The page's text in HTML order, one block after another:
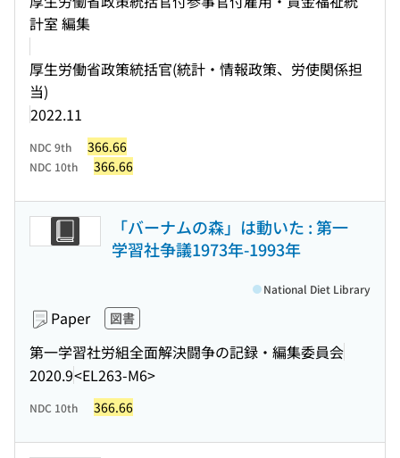
計室 編集
厚生労働省政策統括官(統計・情報政策、労使関係担
当)
2022.11
NDC 9th 366.66
NDC 10th 366.66
「バーナムの森」は動いた : 第一
学習社争議1973年-1993年
Paper 図書
第一学習社労組全面解決闘争の記録・編集委員会
2020.9<EL263-M6>
National Diet Library
NDC 10th 366.66